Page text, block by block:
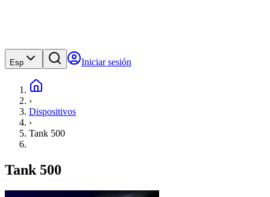
Esp Iniciar sesión
›
Dispositivos
›
Tank 500
Tank 500